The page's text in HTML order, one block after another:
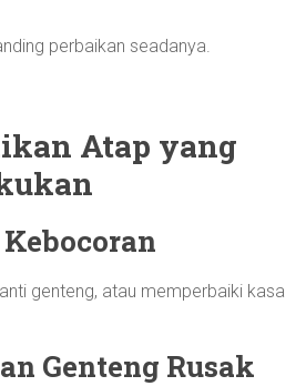
perbaikan seadanya.
Atap yang
genteng, atau memperbaiki kasa
Genteng Rusak